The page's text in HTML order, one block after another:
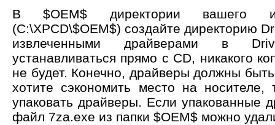
В $OEM$ директории вашего
(C:\XPCD\$OEM$) создайте директорию
извлеченными драйверами в
устанавливаться прямо с CD, никакого
не будет. Конечно, драйверы должны
хотите сэкономить место на носителе,
упаковать драйверы. Если упакованные
файл 7za.exe из папки $OEM$ можно